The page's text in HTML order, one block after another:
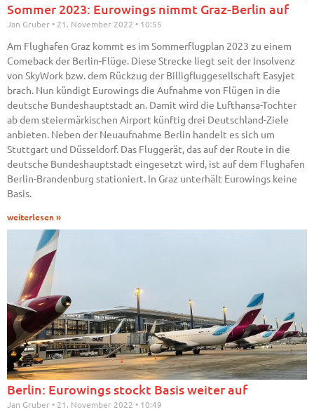
Sommer 2023: Eurowings nimmt Graz-Berlin auf
Jan Gruber 21. November 2022 10:55
Am Flughafen Graz kommt es im Sommerflugplan 2023 zu einem
Comeback der Berlin-Flüge. Diese Strecke liegt seit der Insolvenz
von SkyWork bzw. dem Rückzug der Billigfluggesellschaft Easyjet
brach. Nun kündigt Eurowings die Aufnahme von Flügen in die
deutsche Bundeshauptstadt an. Damit wird die Lufthansa-Tochter
ab dem steiermärkischen Airport künftig drei Deutschland-Ziele
anbieten. Neben der Neuaufnahme Berlin handelt es sich um
Stuttgart und Düsseldorf. Das Fluggerät, das auf der Route in die
deutsche Bundeshauptstadt eingesetzt wird, ist auf dem Flughafen
Berlin-Brandenburg stationiert. In Graz unterhält Eurowings keine
Basis.
weiterlesen »
Berlin: Eurowings stockt Basis weiter auf
Jan Gruber 21. November 2022 10:49